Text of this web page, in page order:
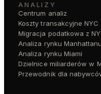
ANALIZY
Centrum analiz
Koszty transakcyjne NYC
Migracja podatkowa z
Analiza rynku Manhattanu
Analiza rynku Miami
Dzielnice miliarderów w
Przewodnik dla